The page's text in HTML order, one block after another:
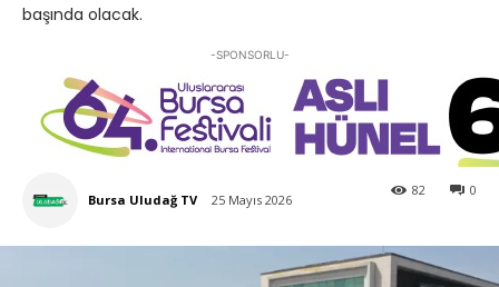
başında olacak.
-SPONSORLU-
Bursa Uludağ TV 25 Mayıs 2026
0
82